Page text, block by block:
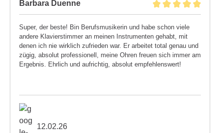
Barbara Duenne
Super, der beste! Bin Berufsmusikerin und habe schon viele
andere Klavierstimmer an meinen Instrumenten gehabt, mit
denen ich nie wirklich zufrieden war. Er arbeitet total genau und
zügig, absolut professionell, meine Ohren freuen sich immer am
Ergebnis. Ehrlich und aufrichtig, absolut empfehlenswert!
12.02.26